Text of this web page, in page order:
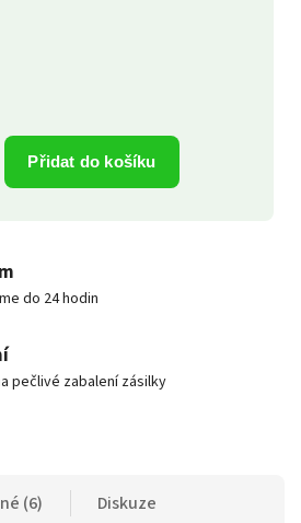
Přidat do košíku
do 24 hodin
pečlivé zabalení zásilky
(6) Diskuze